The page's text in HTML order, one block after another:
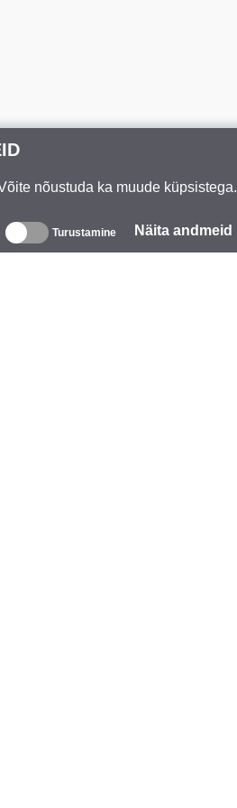
nõustuda ka muude küpsistega.
Turustamine Näita andmeid